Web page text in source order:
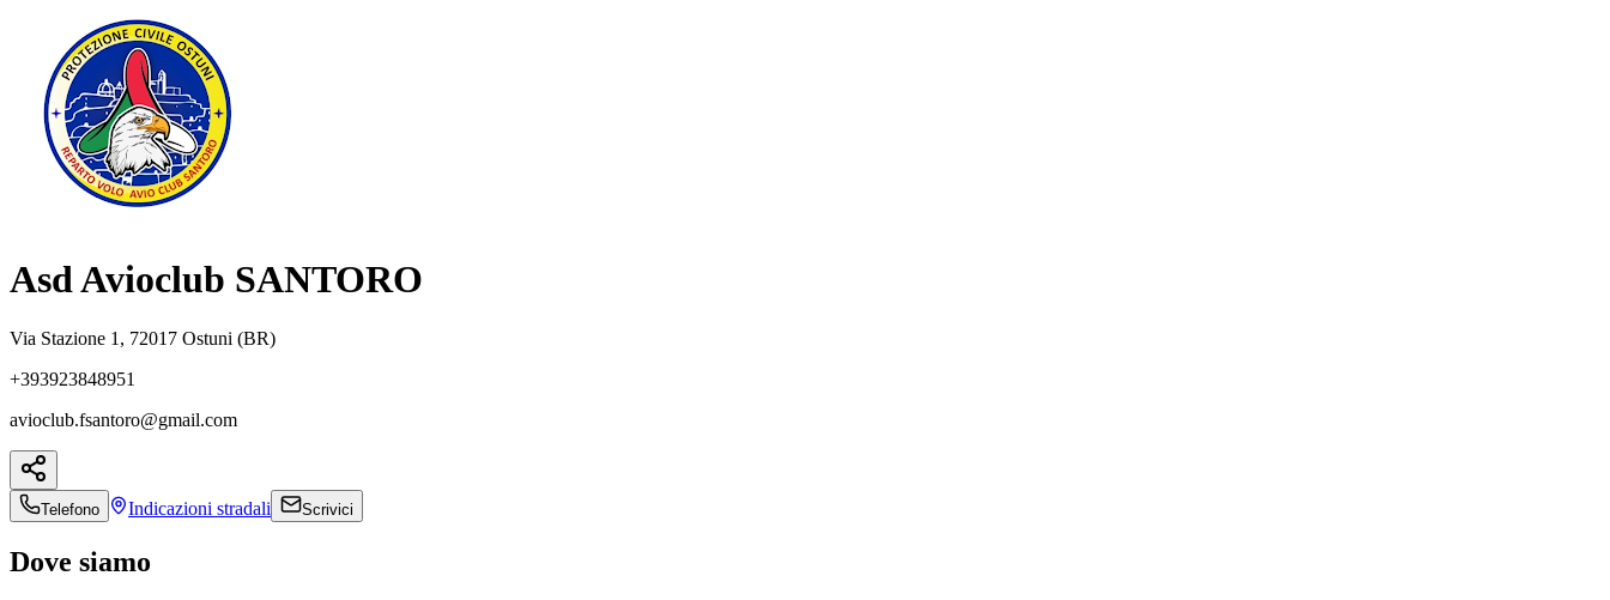
Asd Avioclub SANTORO
Via Stazione 1, 72017 Ostuni (BR)
+393923848951
avioclub.fsantoro@gmail.com
Telefono Indicazioni stradali Scrivici
Dove siamo